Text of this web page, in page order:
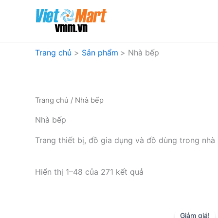
dung
Trang chủ Sản phẩm Nhà bếp
Trang chủ / Nhà bếp
Nhà bếp
Trang thiết bị, đồ gia dụng và đồ dùng trong nhà
Hiển thị 1–48 của 271 kết quả
Giảm giá!